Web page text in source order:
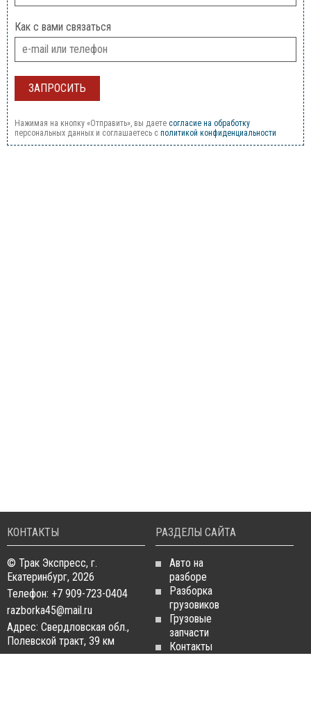
Как с вами связаться
Нажимая на кнопку «Отправить», вы даете согласие на обработку
персональных данных и соглашаетесь c политикой конфиденциальности
КОНТАКТЫ
© Трак Экспресс, г.
Екатеринбург, 2026
Телефон: +7 909-723-0404
razborka45@mail.ru
Адрес: Свердловская обл.,
Полевской тракт, 39 км
РАЗДЕЛЫ САЙТА
Авто на
разборе
Разборка
грузовиков
Грузовые
запчасти
Контакты